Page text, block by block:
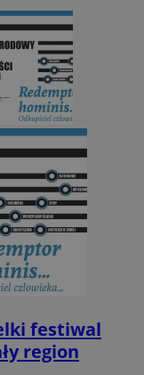
festiwal
region